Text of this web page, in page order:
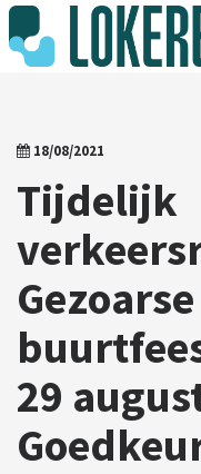
18/08/2021
Tijdelijk
29